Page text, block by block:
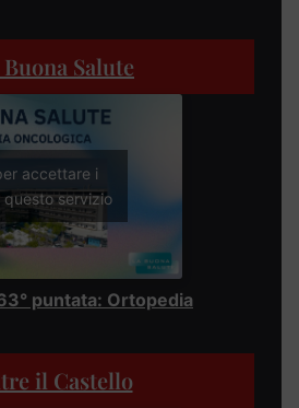
Salute
accettare i
questo servizio
puntata: Ortopedia
il Castello